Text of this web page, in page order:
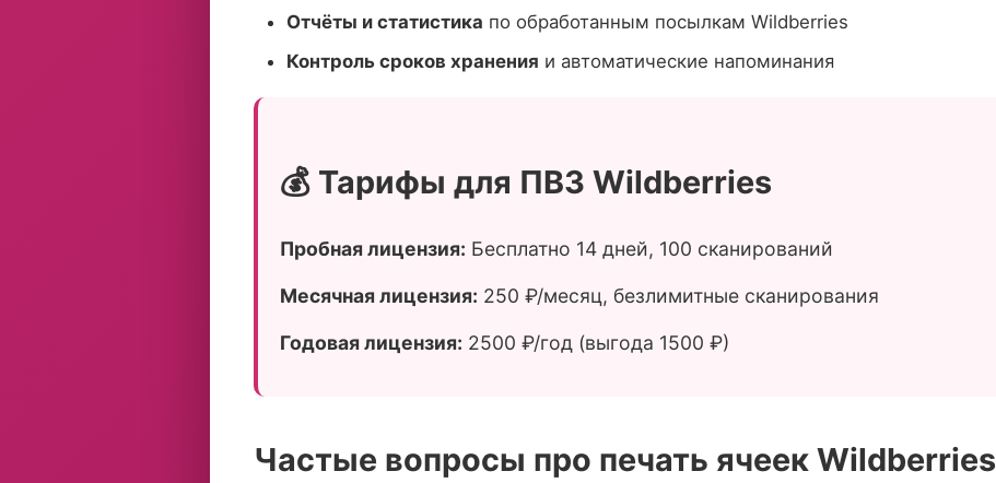
Отчёты и статистика по обработанным посылкам Wildberries
Контроль сроков хранения и автоматические напоминания
💰 Тарифы для ПВЗ Wildberries
Пробная лицензия: Бесплатно 14 дней, 100 сканирований
Месячная лицензия: 250 ₽/месяц, безлимитные сканирования
Годовая лицензия: 2500 ₽/год (выгода 1500 ₽)
Частые вопросы про печать ячеек Wildberries